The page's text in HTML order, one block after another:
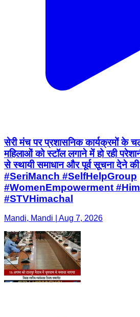
सेरी मंच पर प्रशासनिक कार्यक्रमों के
महिलाओं को स्टॉल लगाने में हो रही
से स्थायी समाधान और पूर्व सूचना देने
#SeriManch #SelfHelpGroup
#WomenEmpowerment
#STVHimachal
Mandi, Mandi | Aug 7, 2026